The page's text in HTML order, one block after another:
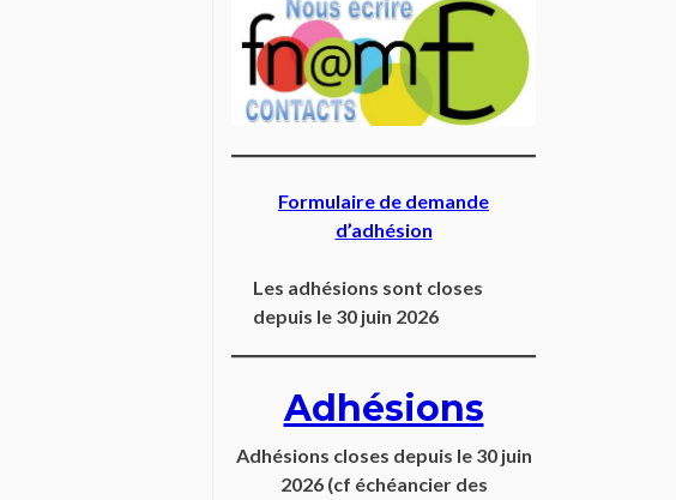
Formulaire de demande
d’adhésion
Les adhésions sont closes
depuis le 30 juin 2026
Adhésions
Adhésions closes depuis le 30 juin
2026 (cf échéancier des